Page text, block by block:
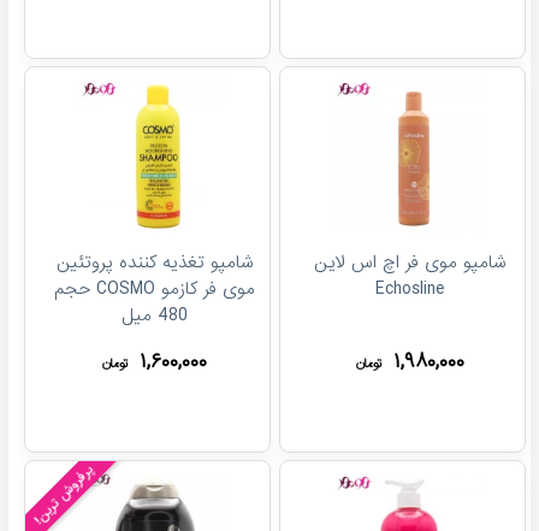
شامپو موی فر اچ اس لاین
Echosline
۱,۹۸۰,۰۰۰ تومان
شامپو تغذیه کننده پروتئین
موی فر کازمو COSMO حجم
480 میل
۱,۶۰۰,۰۰۰ تومان
پرفروش ترین!